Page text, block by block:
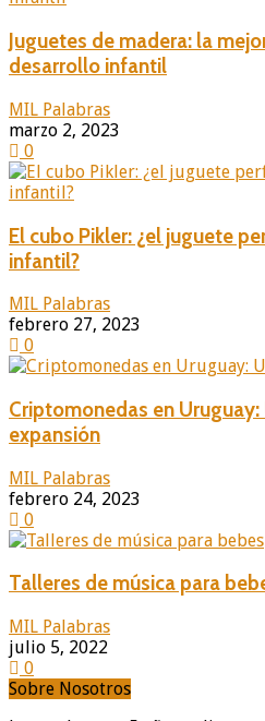
Juguetes de madera: la
desarrollo infantil
MIL Palabras
marzo 2, 2023
0
El cubo Pikler: ¿el juguete
infantil?
MIL Palabras
febrero 27, 2023
0
Criptomonedas en
expansión
MIL Palabras
febrero 24, 2023
0
Talleres de música para
MIL Palabras
julio 5, 2022
0
Sobre Nosotros